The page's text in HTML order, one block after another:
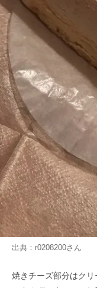
出典： r0208200さん
焼きチーズ部分はク